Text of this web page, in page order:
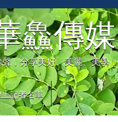
鱻傳媒
，分享美好、美麗、美學
記者名單